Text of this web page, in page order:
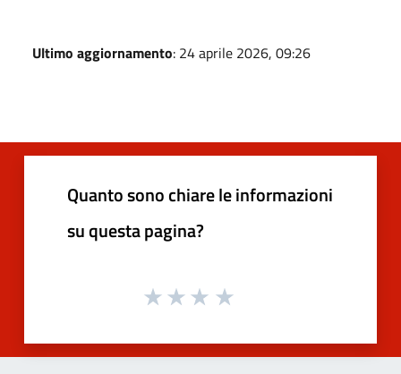
Ultimo aggiornamento: 24 aprile 2026, 09:26
Quanto sono chiare le informazioni
su questa pagina?